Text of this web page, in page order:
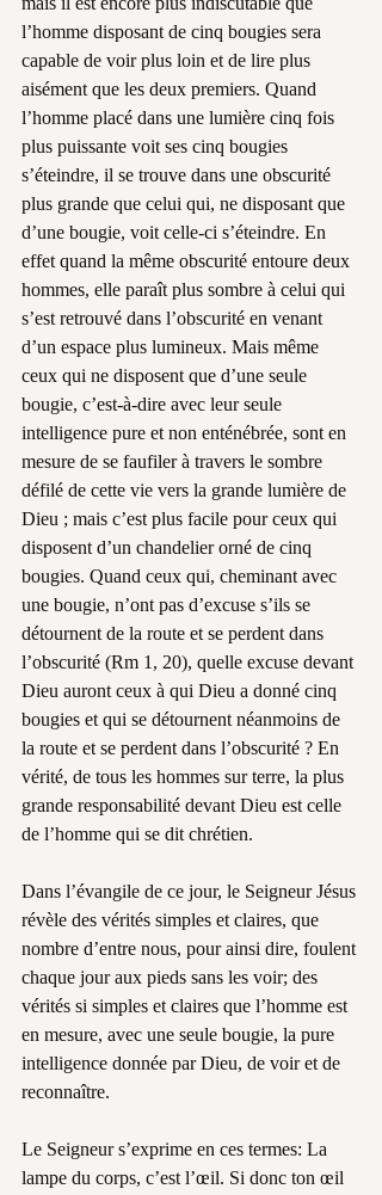
l’homme disposant de cinq bougies sera
capable de voir plus loin et de lire plus
aisément que les deux premiers. Quand
l’homme placé dans une lumière cinq fois
plus puissante voit ses cinq bougies
s’éteindre, il se trouve dans une obscurité
plus grande que celui qui, ne disposant que
d’une bougie, voit celle-ci s’éteindre. En
effet quand la même obscurité entoure deux
hommes, elle paraît plus sombre à celui qui
s’est retrouvé dans l’obscurité en venant
d’un espace plus lumineux. Mais même
ceux qui ne disposent que d’une seule
bougie, c’est-à-dire avec leur seule
intelligence pure et non enténébrée, sont en
mesure de se faufiler à travers le sombre
défilé de cette vie vers la grande lumière de
Dieu ; mais c’est plus facile pour ceux qui
disposent d’un chandelier orné de cinq
bougies. Quand ceux qui, cheminant avec
une bougie, n’ont pas d’excuse s’ils se
détournent de la route et se perdent dans
l’obscurité (Rm 1, 20), quelle excuse devant
Dieu auront ceux à qui Dieu a donné cinq
bougies et qui se détournent néanmoins de
la route et se perdent dans l’obscurité ? En
vérité, de tous les hommes sur terre, la plus
grande responsabilité devant Dieu est celle
de l’homme qui se dit chrétien.
Dans l’évangile de ce jour, le Seigneur Jésus
révèle des vérités simples et claires, que
nombre d’entre nous, pour ainsi dire, foulent
chaque jour aux pieds sans les voir; des
vérités si simples et claires que l’homme est
en mesure, avec une seule bougie, la pure
intelligence donnée par Dieu, de voir et de
reconnaître.
Le Seigneur s’exprime en ces termes: La
lampe du corps, c’est l’œil. Si donc ton œil